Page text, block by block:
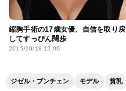
縮胸手術の17歳女優、自信を取り戻
してすっぴん闊歩
2015/10/18 12:00
ジゼル・ブンチェン モデル 貧乳